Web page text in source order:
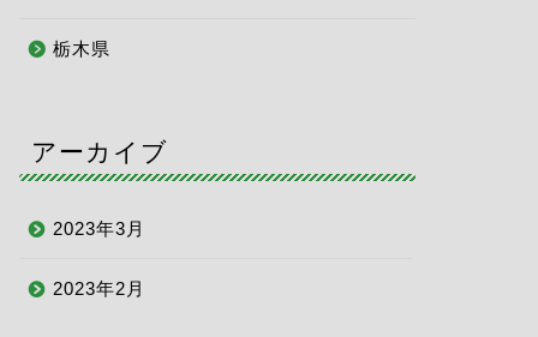
栃木県
アーカイブ
2023年3月
2023年2月